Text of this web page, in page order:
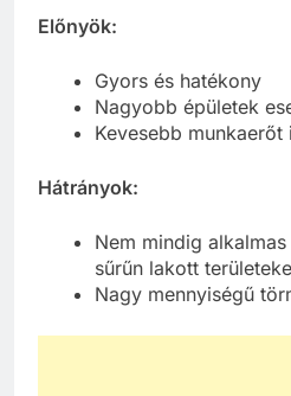
Előnyök:
Gyors és hatékony
Nagyobb épületek
Kevesebb munkaerőt
Hátrányok:
Nem mindig
sűrűn lakott
Nagy mennyiségű